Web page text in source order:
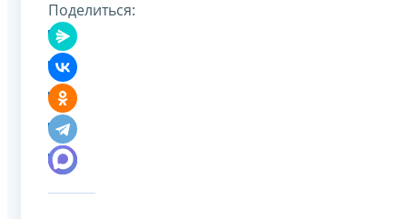
Поделиться: